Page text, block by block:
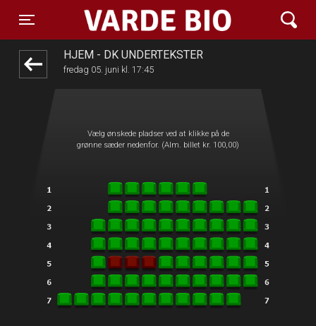
Toggle navigation
Varde Bio ApS
HJEM - DK UNDERTEKSTER
fredag 05. juni kl. 17:45
Vælg ønskede pladser ved at klikke på de
grønne sæder nedenfor. (Alm. billet kr. 100,00)
front05-temp 054255